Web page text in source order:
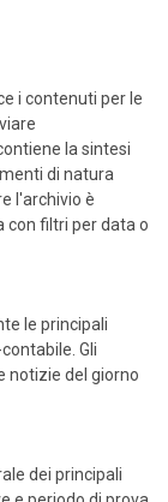
i contenuti per le
la sintesi
di natura
l'archivio è
con filtri per data o
le principali
Gli
notizie del giorno
dei principali